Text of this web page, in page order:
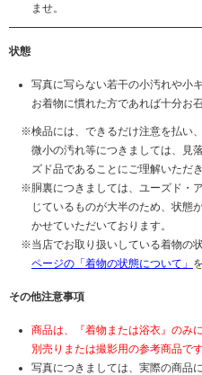
ませ。
状態
写真に写らない若干の小汚れや小
お着物に慣れた方であれば十分お
検品には、できるだけ注意を払い
微小の汚れ等につきましては、見
ズド品であることにご理解いただ
胴裏につきましては、ユーズド・
じているものが大半のため、状態
かせていただいております。
当店でお取り扱いしている着物の
ページの「着物の状態について」
その他注意事項
商品は、『着物または浴衣』のみ
別売りまたは撮影用の参考商品です
写真につきましては、実際の商品